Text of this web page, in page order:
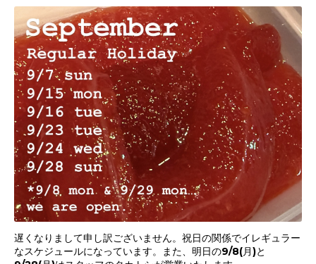
遅くなりまして申し訳ございません。祝日の関係でイレギュラー
なスケジュールになっています。また、明日の9/8(月)と